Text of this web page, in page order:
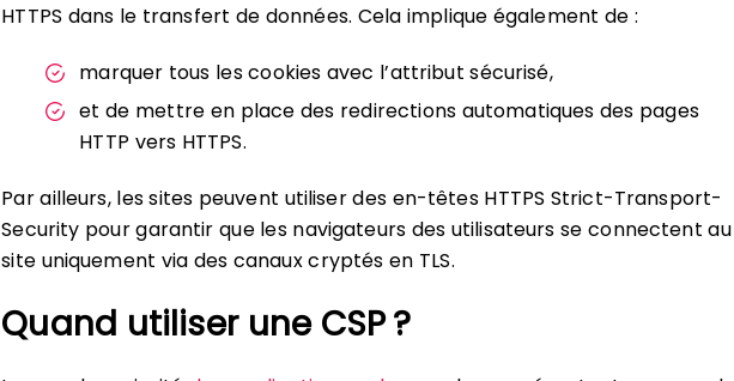
HTTPS dans le transfert de données. Cela implique également de :
marquer tous les cookies avec l’attribut sécurisé,
et de mettre en place des redirections automatiques des pages
HTTP vers HTTPS.
Par ailleurs, les sites peuvent utiliser des en-têtes HTTPS Strict-Transport-
Security pour garantir que les navigateurs des utilisateurs se connectent au
site uniquement via des canaux cryptés en TLS.
Quand utiliser une CSP ?